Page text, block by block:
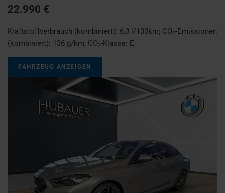
22.990 €
Kraftstoffverbrauch (kombiniert): 6,0 l/100km; CO2-Emissionen
(kombiniert): 136 g/km; CO2-Klasse: E
FAHRZEUG ANZEIGEN